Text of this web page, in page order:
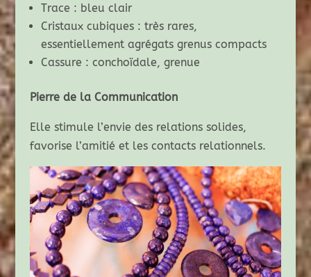
Trace : bleu clair
Cristaux cubiques : très rares,
essentiellement agrégats grenus compacts
Cassure : conchoïdale, grenue
Pierre de la Communication
Elle stimule l’envie des relations solides,
favorise l’amitié et les contacts relationnels.